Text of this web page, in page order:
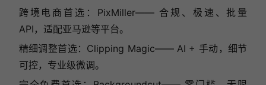
跨境电商首选：PixMiller—— 合规、极速、批量
API，适配亚马逊等平台。
精细调整首选：Clipping Magic—— AI + 手动，细节
可控，专业级微调。